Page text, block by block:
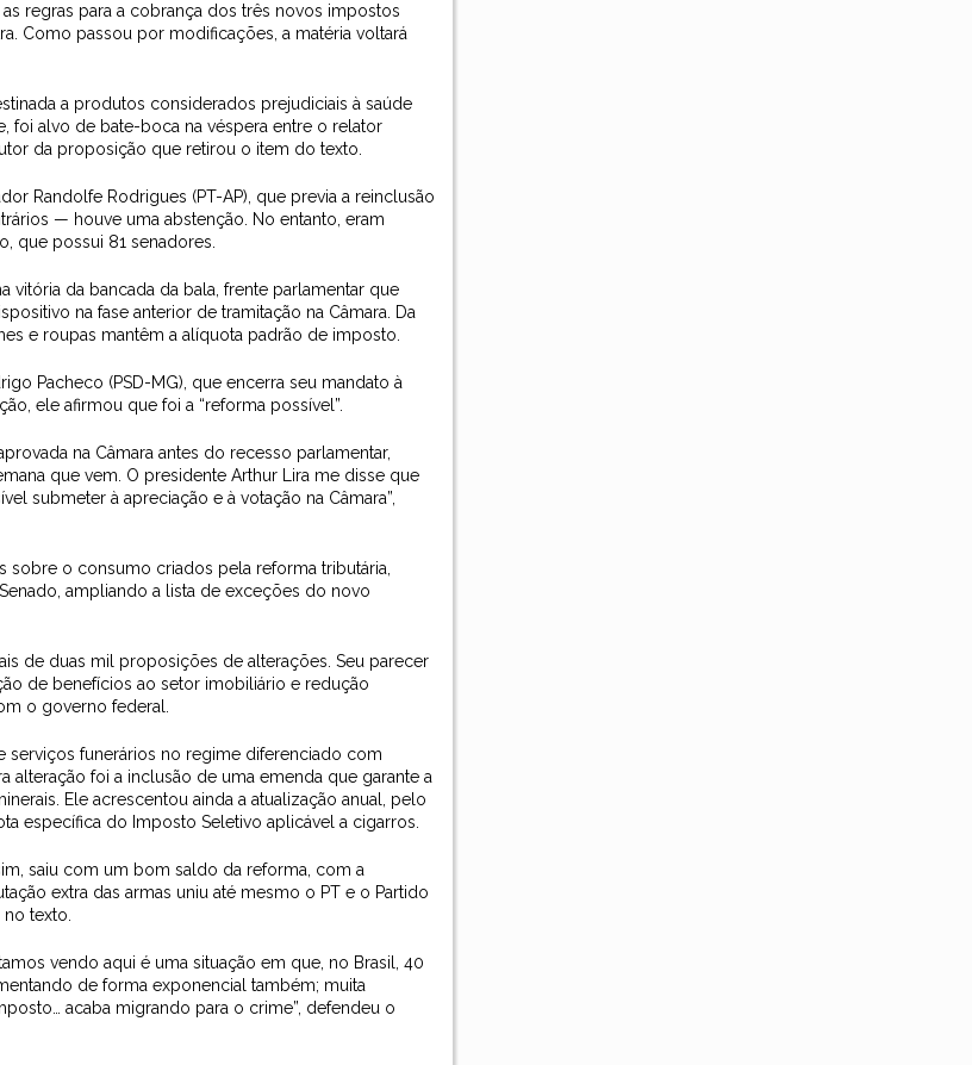
regras para a cobrança dos três novos impostos
Como passou por modificações, a matéria voltará
a produtos considerados prejudiciais à saúde
foi alvo de bate-boca na véspera entre o relator
da proposição que retirou o item do texto.
Randolfe Rodrigues (PT-AP), que previa a reinclusão
— houve uma abstenção. No entanto, eram
que possui 81 senadores.
vitória da bancada da bala, frente parlamentar que
na fase anterior de tramitação na Câmara. Da
e roupas mantêm a alíquota padrão de imposto.
Pacheco (PSD-MG), que encerra seu mandato à
ele afirmou que foi a “reforma possível”.
na Câmara antes do recesso parlamentar,
que vem. O presidente Arthur Lira me disse que
submeter à apreciação e à votação na Câmara”,
o consumo criados pela reforma tributária,
ampliando a lista de exceções do novo
de duas mil proposições de alterações. Seu parecer
de benefícios ao setor imobiliário e redução
o governo federal.
serviços funerários no regime diferenciado com
foi a inclusão de uma emenda que garante a
Ele acrescentou ainda a atualização anual, pelo
específica do Imposto Seletivo aplicável a cigarros.
saiu com um bom saldo da reforma, com a
extra das armas uniu até mesmo o PT e o Partido
texto.
vendo aqui é uma situação em que, no Brasil, 40
de forma exponencial também; muita
acaba migrando para o crime”, defendeu o